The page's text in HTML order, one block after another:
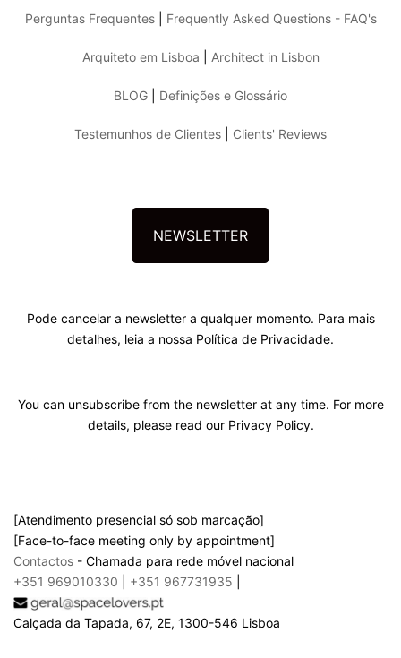
Perguntas Frequentes| Frequently Asked Questions - FAQ's
Arquiteto em Lisboa Architect in Lisbon
BLOG Definições e Glossário
Testemunhos de Clientes Clients' Reviews
NEWSLETTER
Pode cancelar a newsletter a qualquer momento. Para mais
detalhes, leia a nossa Política de Privacidade.
You can unsubscribe from the newsletter at any time. For more
details, please read our Privacy Policy.
[Atendimento presencial só sob marcação]
[Face-to-face meeting only by appointment]
Contactos - Chamada para rede móvel nacional
+351 969010330
+351 967731935
Calçada da Tapada, 67, 2E, 1300-546 Lisboa